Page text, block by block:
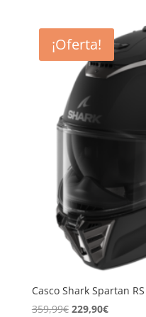
era:
199,99€.
es:
135,99€.
¡Oferta!
Casco Shark Spartan
359,99€ El
229,90€El